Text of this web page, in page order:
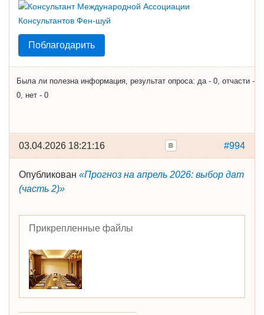
Поблагодарить
Была ли полезна информация, результат опроса: да - 0, отчасти -
0, нет - 0
#994
03.04.2026 18:21:16
Опубликован «Прогноз на апрель 2026: выбор дат
(часть 2)»
Прикрепленные файлы